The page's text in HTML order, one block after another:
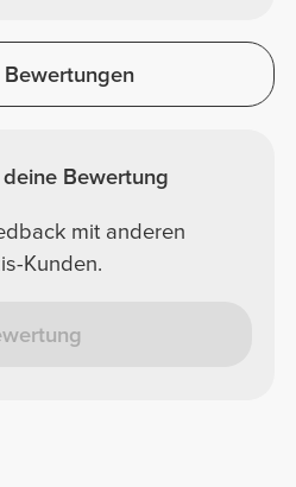
Bewertungen
Bewertung
mit anderen
Kunden.